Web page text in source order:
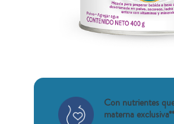
Con nutrientes
materna